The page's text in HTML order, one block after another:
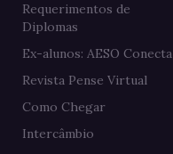
Requerimentos de
Diplomas
Ex-alunos: AESO Conecta
Revista Pense Virtual
Como Chegar
Intercâmbio